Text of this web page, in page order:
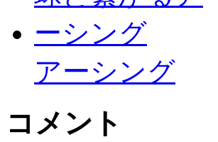
アーシング
コメント